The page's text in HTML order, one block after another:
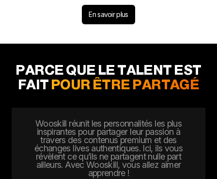
En savoir plus
PARCE QUE LE TALENT EST
FAIT POUR ÊTRE PARTAGÉ
Wooskill réunit les personnalités les plus
inspirantes pour partager leur passion à
travers des contenus premium et des
échanges lives authentiques. Ici, ils vous
révèlent ce qu’ils ne partagent nulle part
ailleurs. Avec Wooskill, vous allez aimer
apprendre !